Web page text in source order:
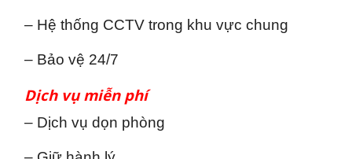
– Hệ thống CCTV trong khu vực chung
– Bảo vệ 24/7
Dịch vụ miễn phí
– Dịch vụ dọn phòng